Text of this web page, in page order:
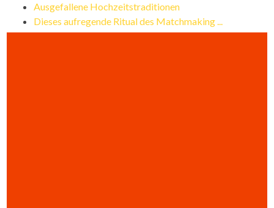
Ausgefallene Hochzeitstraditionen
Dieses aufregende Ritual des Matchmaking ...